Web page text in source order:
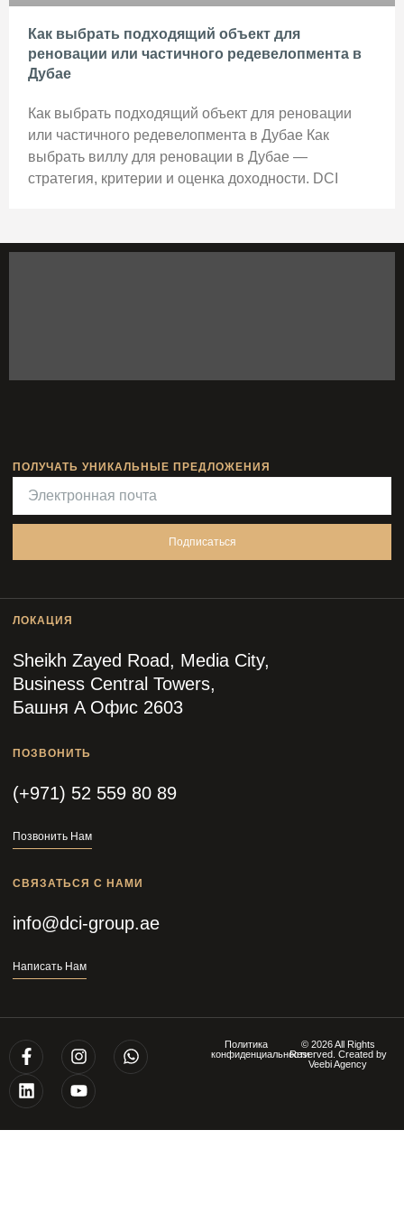
Как выбрать подходящий объект для
реновации или частичного редевелопмента в
Дубае
Как выбрать подходящий объект для реновации
или частичного редевелопмента в Дубае Как
выбрать виллу для реновации в Дубае —
стратегия, критерии и оценка доходности. DCI
ПОЛУЧАТЬ УНИКАЛЬНЫЕ ПРЕДЛОЖЕНИЯ
Подписаться
ЛОКАЦИЯ
Sheikh Zayed Road, Media City,
Business Central Towers,
Башня A Офис 2603
ПОЗВОНИТЬ
(+971) 52 559 80 89
Позвонить Нам
СВЯЗАТЬСЯ С НАМИ
info@dci-group.ae
Написать Нам
Политика
конфиденциальности
© 2026 All Rights
Reserved. Created by
Veebi Agency